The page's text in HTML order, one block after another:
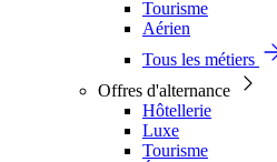
Tourisme
Aérien
Tous les métiers
Offres d'alternance
Hôtellerie
Luxe
Tourisme